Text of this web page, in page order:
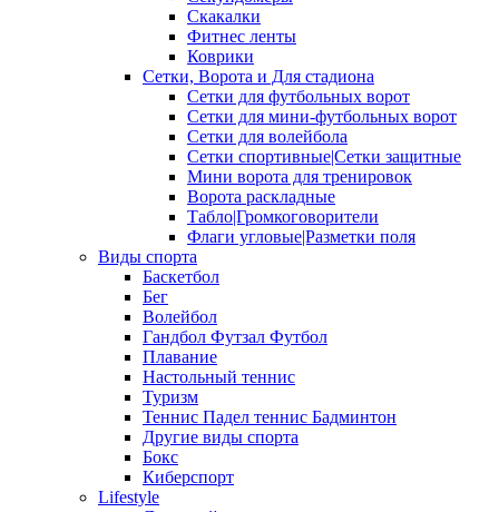
Скакалки
Фитнес ленты
Коврики
Сетки, Ворота и Для стадиона
Сетки для футбольных ворот
Сетки для мини-футбольных ворот
Сетки для волейбола
Сетки спортивные|Сетки защитные
Мини ворота для тренировок
Ворота раскладные
Табло|Громкоговорители
Флаги угловые|Разметки поля
Виды спорта
Баскетбол
Бег
Волейбол
Гандбол Футзал Футбол
Плавание
Настольный теннис
Туризм
Теннис Падел теннис Бадминтон
Другие виды спорта
Бокс
Киберспорт
Lifestyle